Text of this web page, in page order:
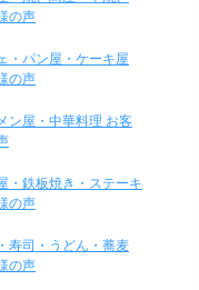
の声
・パン屋・ケーキ屋
の声
ン屋・中華料理 お客
・鉄板焼き・ステーキ
の声
寿司・うどん・蕎麦
の声